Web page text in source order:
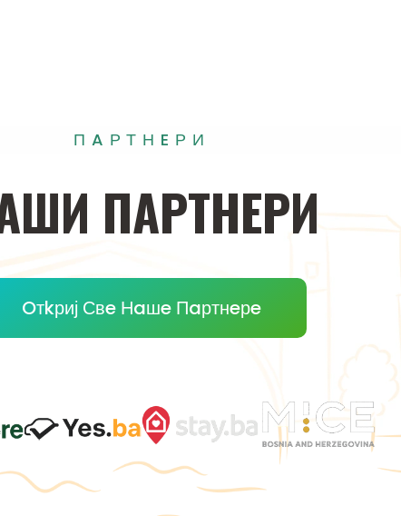
ПAРТНEРИ
ПAРТНEРИ
Oтkриј Свe Нaшe Пaртнeрe